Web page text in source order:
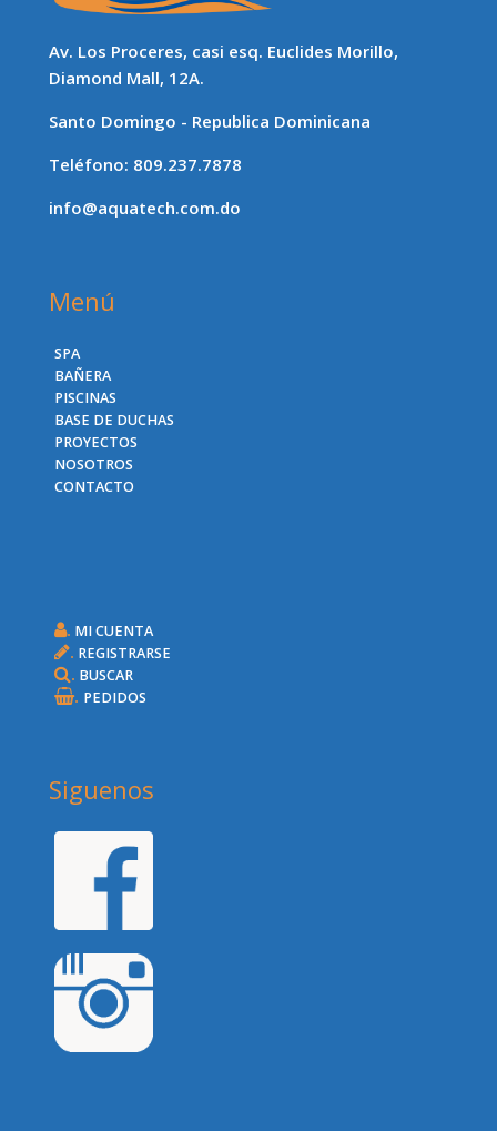
Av. Los Proceres, casi esq. Euclides Morillo,
Diamond Mall, 12A.
Santo Domingo - Republica Dominicana
Teléfono: 809.237.7878
info@aquatech.com.do
Menú
SPA
BAÑERA
PISCINAS
BASE DE DUCHAS
PROYECTOS
NOSOTROS
CONTACTO
. MI CUENTA
. REGISTRARSE
. BUSCAR
. PEDIDOS
Siguenos